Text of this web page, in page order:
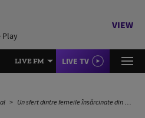
Play
VIEW
LIVE FM LIVE TV
Un sfert dintre femeile însărcinate din România nu merg la controalele medicale, iar urmările pot fi dramatice. Avertismentul medicilor